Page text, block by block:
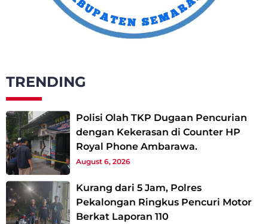
TRENDING
Polisi Olah TKP Dugaan Pencurian
dengan Kekerasan di Counter HP
Royal Phone Ambarawa.
August 6, 2026
Kurang dari 5 Jam, Polres
Pekalongan Ringkus Pencuri Motor
Berkat Laporan 110